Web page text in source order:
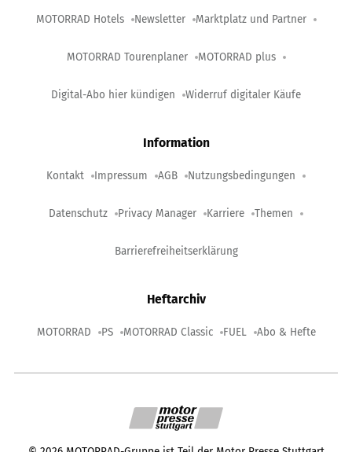
MOTORRAD Hotels Newsletter Marktplatz und Partner
MOTORRAD Tourenplaner MOTORRAD plus
Digital-Abo hier kündigen Widerruf digitaler Käufe
Information
Kontakt Impressum AGB Nutzungsbedingungen
Datenschutz Privacy Manager Karriere Themen
Barrierefreiheitserklärung
Heftarchiv
MOTORRAD PS MOTORRAD Classic FUEL Abo & Hefte